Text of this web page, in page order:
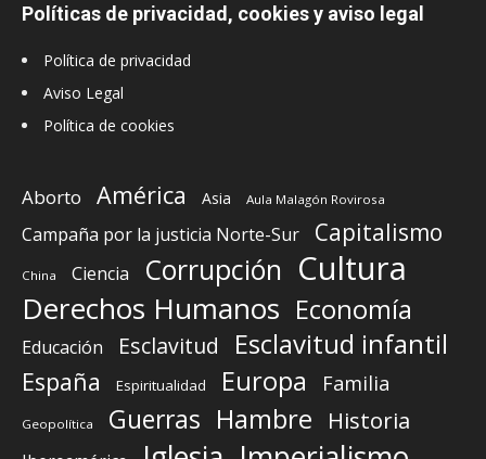
Políticas de privacidad, cookies y aviso legal
Política de privacidad
Aviso Legal
Política de cookies
Aborto América Asia Aula Malagón Rovirosa
Campaña por la justicia Norte-Sur Capitalismo
China Ciencia Corrupción Cultura
Derechos Humanos Economía
Educación Esclavitud Esclavitud infantil
España Espiritualidad Europa Familia
Geopolítica Guerras Hambre Historia